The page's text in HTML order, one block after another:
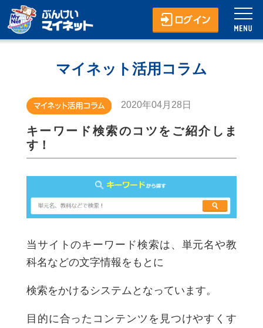
マイネット活用コラム
2020年04月28日
キーワード検索のコツをご紹介しま
す！
当サイトのキーワード検索は、単元名や教
科名などの文字情報をもとに
検索をかけるシステムとなっています。
目的に合ったコンテンツを見つけやすくす